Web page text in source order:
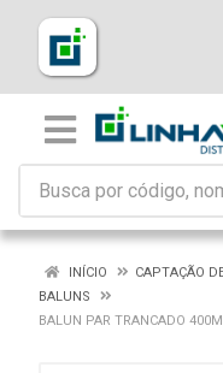
INÍCIO
CAPTAÇÃO
BALUNS
BALUN PAR TRANCADO